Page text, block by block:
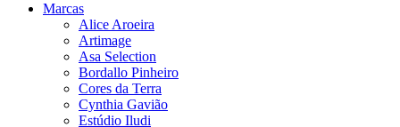
Marcas
Alice Aroeira
Artimage
Asa Selection
Bordallo Pinheiro
Cores da Terra
Cynthia Gavião
Estúdio Iludi